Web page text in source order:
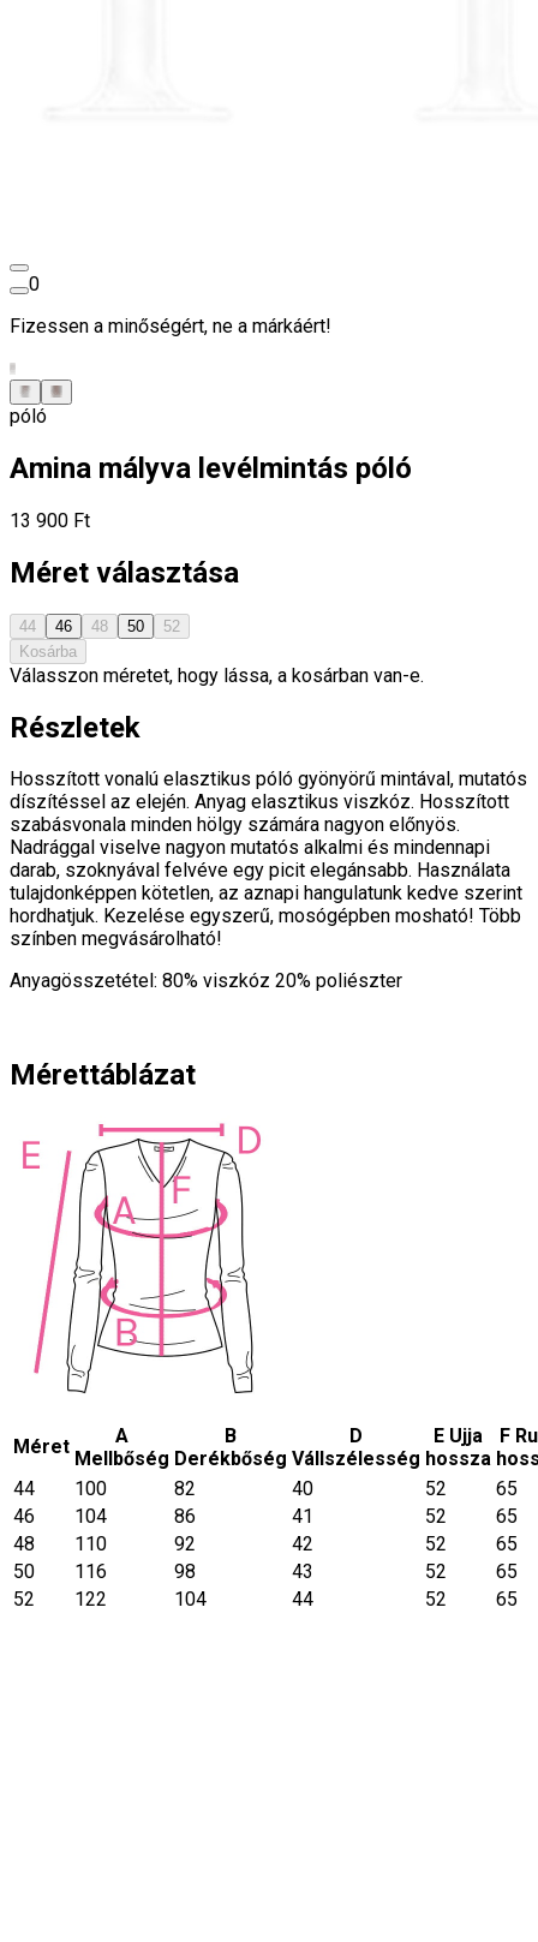
0
Fizessen a minőségért, ne a márkáért!
póló
Amina mályva levélmintás póló
13 900 Ft
Méret választása
44 46 48 50
52
Kosárba
Válasszon méretet, hogy lássa, a kosárban van-e.
Részletek
Hosszított vonalú elasztikus póló gyönyörű mintával, mutatós
díszítéssel az elején. Anyag elasztikus viszkóz. Hosszított
szabásvonala minden hölgy számára nagyon előnyös.
Nadrággal viselve nagyon mutatós alkalmi és mindennapi
darab, szoknyával felvéve egy picit elegánsabb. Használata
tulajdonképpen kötetlen, az aznapi hangulatunk kedve szerint
hordhatjuk. Kezelése egyszerű, mosógépben mosható! Több
színben megvásárolható!
Anyagösszetétel: 80% viszkóz 20% poliészter
Mérettáblázat
Méret
A
Mellbőség
B
Derékbőség
D
Vállszélesség
E Ujja
hossza
F
44
100 82 40 52
65
46
104 86 41 52
65
48
110 92 42 52
65
50
116 98 43 52
65
52
122 104 44 52 65